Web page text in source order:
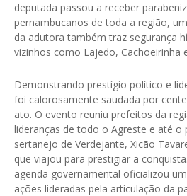
deputada passou a receber
pernambucanos de toda a região,
da adutora também traz segurança
vizinhos como Lajedo, Cachoeirinha
Demonstrando prestígio político e
foi calorosamente saudada por
ato. O evento reuniu prefeitos da
lideranças de todo o Agreste e até o
sertanejo de Verdejante, Xicão
que viajou para prestigiar a
agenda governamental oficializou
ações lideradas pela articulação da